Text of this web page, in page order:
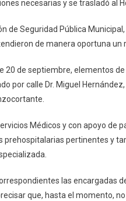
necesarias y se trasladó al
de Seguridad Pública
de manera oportuna
20 de septiembre, elementos
por calle Dr. Miguel
Médicos y con apoyo de
prehospitalarias pertinentes y
las encargadas
que, hasta el momento,